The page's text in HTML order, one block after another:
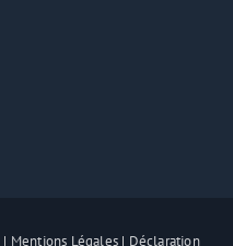
| Mentions Légales | Déclaration